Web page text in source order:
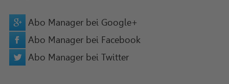
Abo Manager bei Google+
Abo Manager bei Facebook
Abo Manager bei Twitter